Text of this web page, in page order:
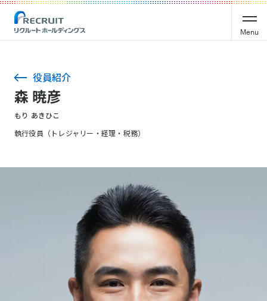
Menu
役員紹介
森 暁彦
もり あきひこ
執行役員（トレジャリー・経理・税務）